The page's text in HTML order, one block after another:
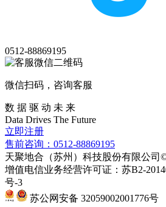
0512-88869195
微信扫码，咨询客服
数 据 驱 动 未 来
Data Drives The Future
立即注册
售前咨询：0512-88869195
天聚地合（苏州）科技股份有限公司
增值电信业务经营许可证：苏B2-
号-3
苏公网安备 32059002001776号